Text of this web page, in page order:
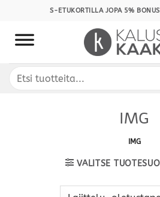
content
S-ETUKORTILLA JOPA 5%
Etsi:
IMG
IMG
VALITSE